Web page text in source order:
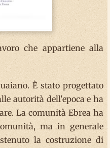
che appartiene alla
È stato progettato
autorità dell'epoca e ha
La comunità Ebrea ha
ma in generale
la costruzione di